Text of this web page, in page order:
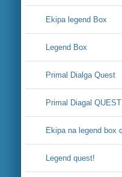
Ekipa legend Box
Legend Box
Primal Dialga Quest
Primal Diagal QUEST
Ekipa na legend box
Legend quest!